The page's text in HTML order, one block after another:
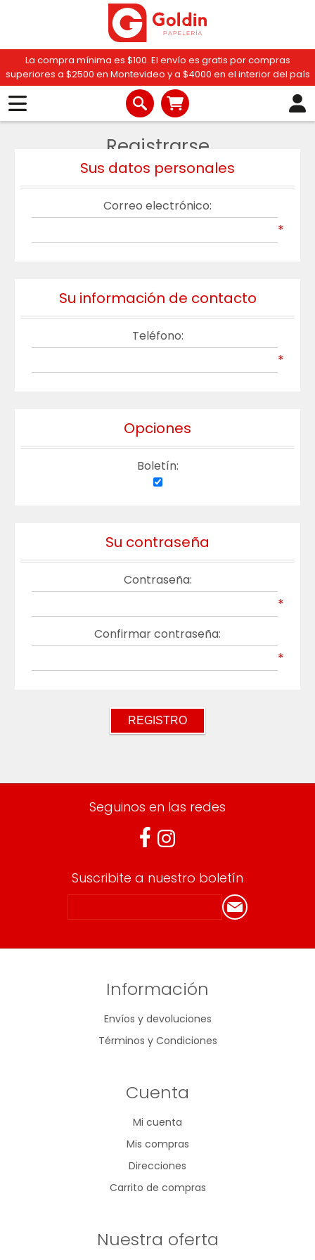
La compra mínima es $100. El envío es gratis por compras
superiores a $2500 en Montevideo y a $4000 en el interior del país
Registrarse
Sus datos personales
Correo electrónico:
*
Su información de contacto
Teléfono:
*
Opciones
Boletín:
Su contraseña
Contraseña:
*
Confirmar contraseña:
*
Seguinos en las redes
Suscribite a nuestro boletín
Información
Envíos y devoluciones
Términos y Condiciones
Cuenta
Mi cuenta
Mis compras
Direcciones
Carrito de compras
Nuestra oferta